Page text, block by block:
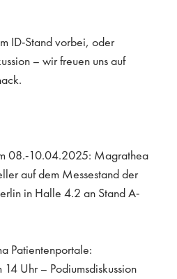
ID-Stand vorbei, oder
– wir freuen uns auf
08.-10.04.2025: Magrathea
auf dem Messestand der
in Halle 4.2 an Stand A-
Patientenportale:
Uhr – Podiumsdiskussion